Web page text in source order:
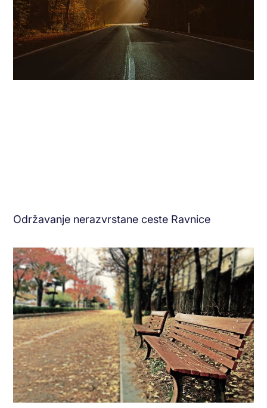
Održavanje nerazvrstane ceste Ravnice